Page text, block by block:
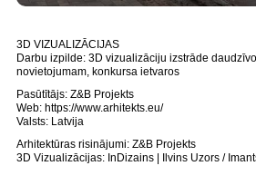
3D VIZUALIZĀCIJAS
Darbu izpilde: 3D vizualizāciju izstrāde
novietojumam, konkursa ietvaros
Pasūtītājs: Z&B Projekts
Web: https://www.arhitekts.eu/
Valsts: Latvija
Arhitektūras risinājumi: Z&B Projekts
3D Vizualizācijas: InDizains | Ilvins Uzors /